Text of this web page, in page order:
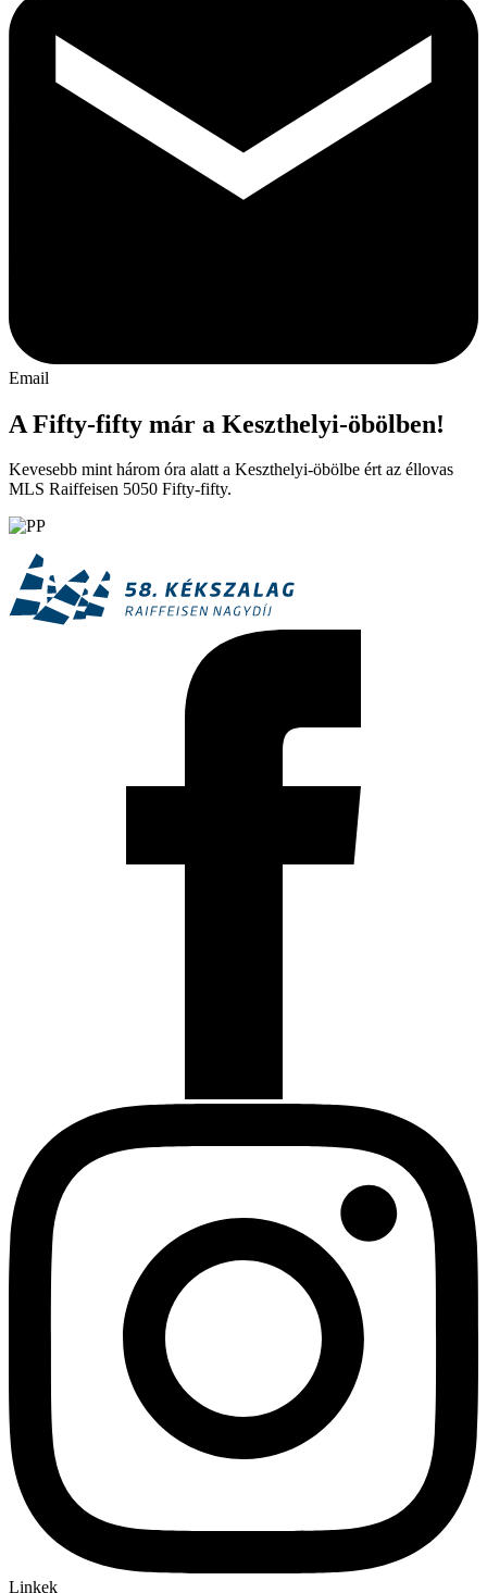
Email
A Fifty-fifty már a Keszthelyi-öbölben!
Kevesebb mint három óra alatt a Keszthelyi-öbölbe ért az éllovas
MLS Raiffeisen 5050 Fifty-fifty.
Linkek